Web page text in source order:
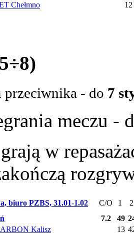
Chełmno 12
- do 7
meczu -
w
biuro PZBS, 31.01-1.02 C/O 1 2
7.2 49
Kalisz 13